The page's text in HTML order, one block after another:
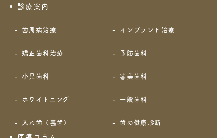
診療案内
歯周病治療 インプラント治療
矯正歯科治療 予防歯科
小児歯科 審美歯科
ホワイトニング 一般歯科
入れ歯（義歯） 歯の健康診断